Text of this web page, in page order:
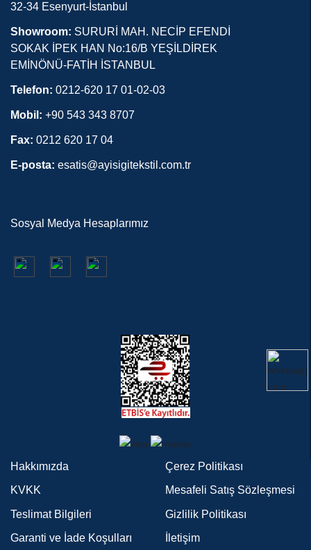
32-34 Esenyurt-İstanbul
Showroom: SURURİ MAH. NECİP EFENDİ
SOKAK İPEK HAN No:16/B YEŞİLDİREK
EMİNÖNÜ-FATİH İSTANBUL
Telefon: 0212-620 17 01-02-03
Mobil: +90 543 343 8707
Fax: 0212 620 17 04
E-posta: esatis@ayisigitekstil.com.tr
Sosyal Medya Hesaplarımız
Hakkımızda
KVKK
Teslimat Bilgileri
Garanti ve İade Koşulları
Çerez Politikası
Mesafeli Satış Sözleşmesi
Gizlilik Politikası
İletişim